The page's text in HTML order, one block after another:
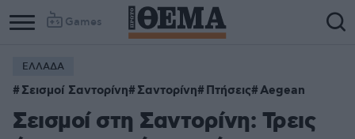
Games
ΕΛΛΑΔΑ
Σεισμοί Σαντορίνη Σαντορίνη Πτήσεις Aegean
Σεισμοί στη Σαντορίνη: Τρεις